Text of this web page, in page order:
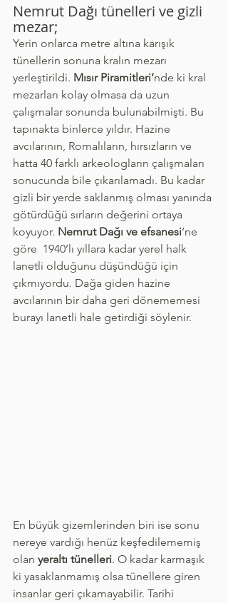
Nemrut Dağı tünelleri ve gizli
mezar;
Yerin onlarca metre altına karışık
tünellerin sonuna kralın mezarı
yerleştirildi. Mısır Piramitleri’nde ki kral
mezarları kolay olmasa da uzun
çalışmalar sonunda bulunabilmişti. Bu
tapınakta binlerce yıldır. Hazine
avcılarının, Romalıların, hırsızların ve
hatta 40 farklı arkeologların çalışmaları
sonucunda bile çıkarılamadı. Bu kadar
gizli bir yerde saklanmış olması yanında
götürdüğü sırların değerini ortaya
koyuyor. Nemrut Dağı ve efsanesi‘ne
göre  1940’lı yıllara kadar yerel halk
lanetli olduğunu düşündüğü için
çıkmıyordu. Dağa giden hazine
avcılarının bir daha geri dönememesi
burayı lanetli hale getirdiği söylenir.
En büyük gizemlerinden biri ise sonu
nereye vardığı henüz keşfedilememiş
olan yeraltı tünelleri. O kadar karmaşık
ki yasaklanmamış olsa tünellere giren
insanlar geri çıkamayabilir. Tarihi